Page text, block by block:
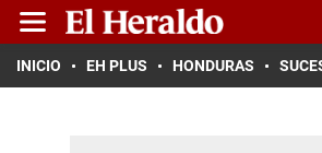
INICIO EH PLUS HONDURAS